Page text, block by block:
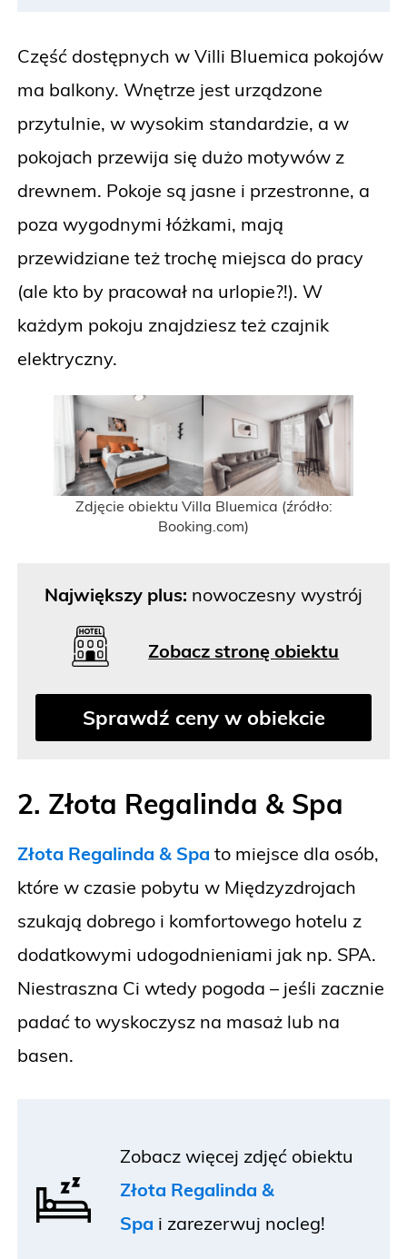
Część dostępnych w Villi Bluemica pokojów
ma balkony. Wnętrze jest urządzone
przytulnie, w wysokim standardzie, a w
pokojach przewija się dużo motywów z
drewnem. Pokoje są jasne i przestronne, a
poza wygodnymi łóżkami, mają
przewidziane też trochę miejsca do pracy
(ale kto by pracował na urlopie?!). W
każdym pokoju znajdziesz też czajnik
elektryczny.
Zdjęcie obiektu Villa Bluemica (źródło:
Booking.com)
Największy plus: nowoczesny wystrój
Zobacz stronę obiektu
Sprawdź ceny w obiekcie
2. Złota Regalinda & Spa
Złota Regalinda & Spa to miejsce dla osób,
które w czasie pobytu w Międzyzdrojach
szukają dobrego i komfortowego hotelu z
dodatkowymi udogodnieniami jak np. SPA.
Niestraszna Ci wtedy pogoda – jeśli zacznie
padać to wyskoczysz na masaż lub na
basen.
Zobacz więcej zdjęć obiektu
Złota Regalinda &
Spa i zarezerwuj nocleg!